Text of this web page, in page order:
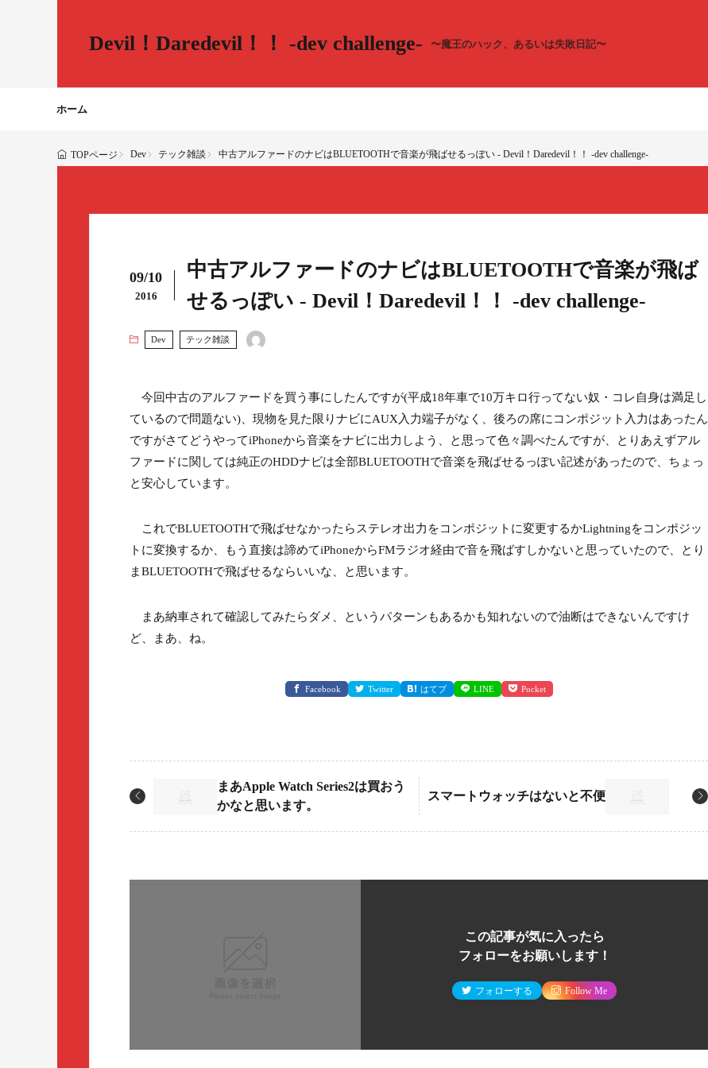
Devil！Daredevil！！ -dev challenge- 〜魔王のハック、あるいは失敗日記〜
ホーム
TOPページ Dev テック雑談 中古アルファードのナビはBLUETOOTHで音楽が飛ばせるっぽい - Devil！Daredevil！！ -dev challenge-
09/10
2016
中古アルファードのナビはBLUETOOTHで音楽が飛ば
せるっぽい - Devil！Daredevil！！ -dev challenge-
Dev テック雑談
今回中古のアルファードを買う事にしたんですが(平成18年車で10万キロ行ってない奴・コレ自身は満足し
ているので問題ない)、現物を見た限りナビにAUX入力端子がなく、後ろの席にコンポジット入力はあったん
ですがさてどうやってiPhoneから音楽をナビに出力しよう、と思って色々調べたんですが、とりあえずアル
ファードに関しては純正のHDDナビは全部BLUETOOTHで音楽を飛ばせるっぽい記述があったので、ちょっ
と安心しています。
これでBLUETOOTHで飛ばせなかったらステレオ出力をコンポジットに変更するかLightningをコンポジッ
トに変換するか、もう直接は諦めてiPhoneからFMラジオ経由で音を飛ばすしかないと思っていたので、とり
まBLUETOOTHで飛ばせるならいいな、と思います。
まあ納車されて確認してみたらダメ、というパターンもあるかも知れないので油断はできないんですけ
ど、まあ、ね。
Facebook Twitter はてブ LINE Pocket
まあApple Watch Series2は買おう
かなと思います。
スマートウォッチはないと不便
この記事が気に入ったら
フォローをお願いします！
フォローする Follow Me